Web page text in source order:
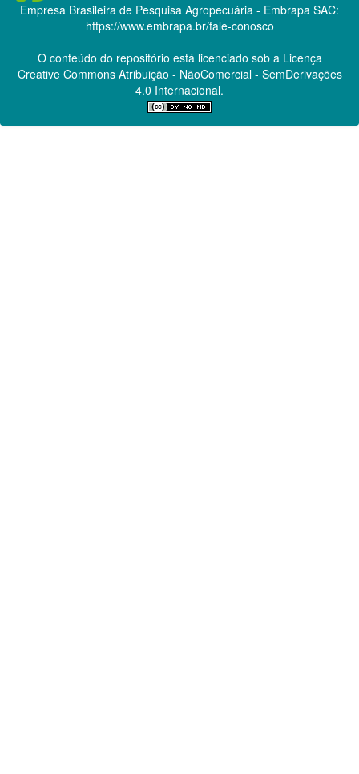
Empresa Brasileira de Pesquisa Agropecuária - Embrapa SAC:
https://www.embrapa.br/fale-conosco
O conteúdo do repositório está licenciado sob a Licença
Creative CommonsAtribuição - NãoComercial - SemDerivações
4.0 Internacional.